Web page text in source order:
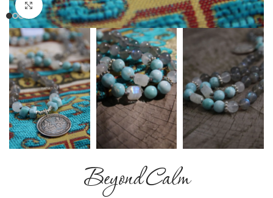
Clicca per ingrandire
Beyond Calm